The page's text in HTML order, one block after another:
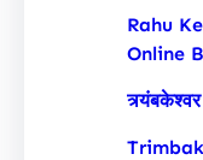
Rahu
Online